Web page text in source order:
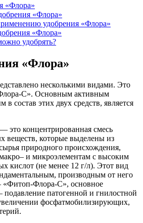
«Флора»
«Флора»
удобрения «Флора»
«Флора»
удобрять?
«Флора»
несколькими видами. Это
С». Основным активным
состав этих двух средств, является
это концентрированная смесь
веществ, которые выделены из
природного происхождения,
и микроэлементам с высоким
кислот (не менее 12 г/л). Этот вид
производным от него
«Фитоп-Флора-С», основное
подавление патогенной и гнилостной
фосфатмобилизирующих,